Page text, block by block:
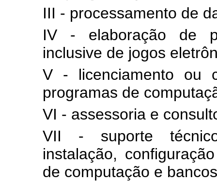
III - processamento de
IV - elaboração de
inclusive de jogos
V - licenciamento ou
programas de
VI - assessoria e
VII - suporte
instalação,
de computação e